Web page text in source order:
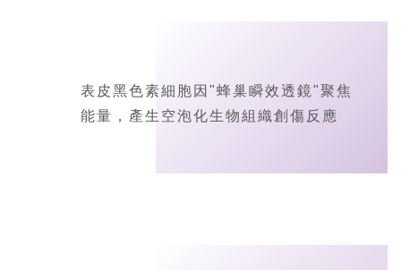
表皮黑色素細胞因"蜂巢瞬效透鏡"聚焦
能量，產生空泡化生物組織創傷反應